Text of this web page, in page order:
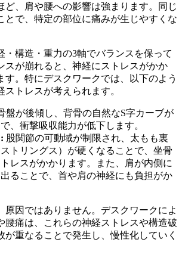
ど、肩や腰への影響は強まります。同じ
とで、特定の部位に痛みが生じやすくな
・構造・重力の3軸でバランスを保って
スが崩れると、神経にストレスがかか
す。特にデスクワークでは、以下のよう
ストレスが考えられます。
盤が後傾し、背骨の自然なS字カーブが
、衝撃吸収能力が低下します。
股関節の可動域が制限され、太もも裏
トリングス）が硬くなることで、坐骨
レスがかかります。また、肩が内側に
ることで、首や肩の神経にも負担がか
原因ではありません。デスクワークによ
腰痛は、これらの神経ストレスや構造破
が重なることで発生し、慢性化していく